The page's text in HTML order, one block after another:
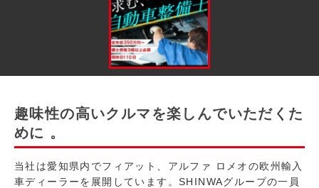
趣味性の高いクルマを楽しんでいただくた
めに 。
当社は愛知県内でフィアット、アルファ ロメオの欧州輸入
車ディーラーを展開しています。SHINWAグループの一員